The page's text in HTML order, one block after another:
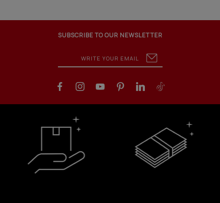
SUBSCRIBE TO OUR NEWSLETTER